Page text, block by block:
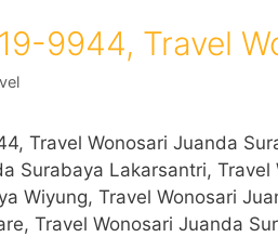
9944, Travel
Travel Wonosari Juanda
Surabaya Lakarsantri,
Wiyung, Travel Wonosari
Travel Wonosari Juanda